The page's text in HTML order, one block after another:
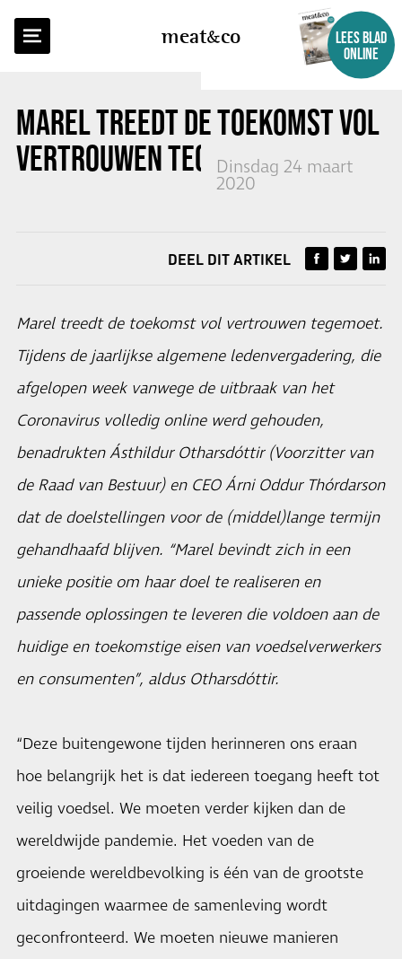
meatco
LEES BLAD
ONLINE
MAREL TREEDT DE TOEKOMST VOL
VERTROUWEN TEGEMOETDinsdag 24 maart
2020
TERUG NAAR OVERZICHT
DEEL DIT ARTIKEL
Marel treedt de toekomst vol vertrouwen tegemoet.
Tijdens de jaarlijkse algemene ledenvergadering, die
afgelopen week vanwege de uitbraak van het
Coronavirus volledig online werd gehouden,
benadrukten Ásthildur Otharsdóttir (Voorzitter van
de Raad van Bestuur) en CEO Árni Oddur Thórdarson
dat de doelstellingen voor de (middel)lange termijn
gehandhaafd blijven. “Marelbevindt zich in een
unieke positie om haar doel te realiseren en
passende oplossingen te leveren die voldoen aan de
huidige en toekomstige eisen van voedselverwerkers
en consumenten”, aldus Otharsdóttir.
“Deze buitengewone tijden herinneren ons eraan
hoe belangrijk het is dat iedereen toegang heeft tot
veilig voedsel. We moeten verder kijken dan de
wereldwijde pandemie. Het voeden van de
groeiende wereldbevolking is één van de grootste
uitdagingen waarmee de samenleving wordt
geconfronteerd. We moeten nieuwe manieren